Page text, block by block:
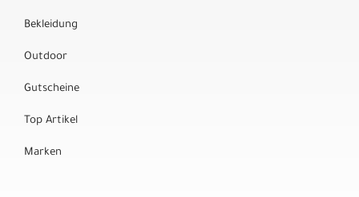
Bekleidung
Outdoor
Gutscheine
Top Artikel
Marken